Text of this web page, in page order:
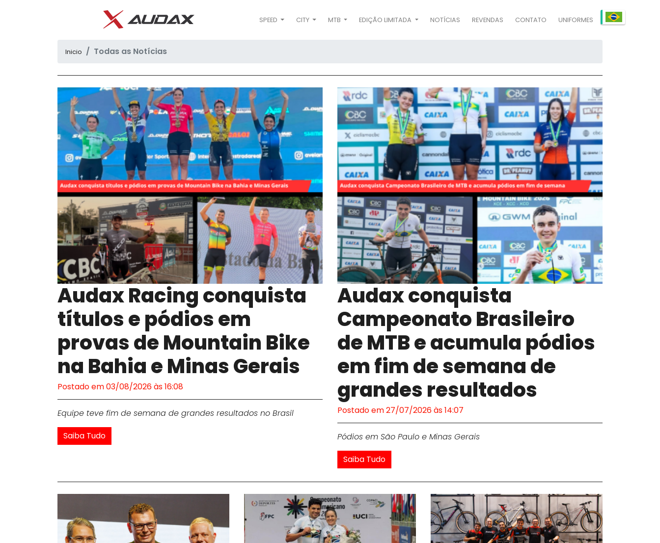
SPEED CITY MTB EDIÇÃO LIMITADA NOTÍCIAS REVENDAS CONTATO UNIFORMES
Inicio Todas as Notícias
Audax Racing conquista
títulos e pódios em
provas de Mountain Bike
na Bahia e Minas Gerais
Postado em 03/08/2026 às 16:08
Equipe teve fim de semana de grandes resultados no Brasil
Saiba Tudo
Audax conquista
Campeonato Brasileiro
de MTB e acumula pódios
em fim de semana de
grandes resultados
Postado em 27/07/2026 às 14:07
Pódios em São Paulo e Minas Gerais
Saiba Tudo